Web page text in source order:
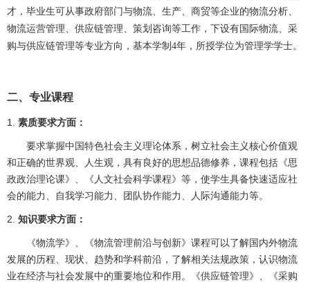
才，毕业生可从事政府部门与物流、生产、商贸等企业的物流分析、
物流运营管理、供应链管理、策划咨询等工作，下设有国际物流、采
购与供应链管理等专业方向，基本学制 4年，所授学位为管理学学士。
二、专业课程
1. 素质要求方面：
要求掌握中国特色社会主义理论体系，树立社会主义核心价值观
和正确的世界观、人生观，具有良好的思想品德修养，课程包括《思
政政治理论课》、《人文社会科学课程》等，使学生具备快速适应社
会的能力、自我学习能力、团队协作能力、人际沟通能力等。
2. 知识要求方面：
《物流学》、《物流管理前沿与创新》课程可以了解国内外物流
发展的历程、现状、趋势和学科前沿，了解相关法规政策，认识物流
业在经济与社会发展中的重要地位和作用。《供应链管理》、《采购